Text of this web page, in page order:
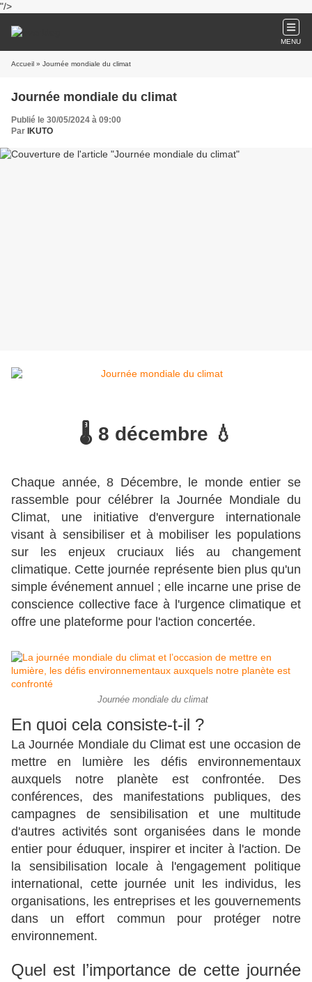
"/>
MENU
Accueil » Journée mondiale du climat
Journée mondiale du climat
Publié le 30/05/2024 à 09:00
Par IKUTO
🌡 8 décembre 💧
Chaque année, 8 Décembre, le monde entier se
rassemble pour célébrer la Journée Mondiale du
Climat, une initiative d'envergure internationale
visant à sensibiliser et à mobiliser les populations
sur les enjeux cruciaux liés au changement
climatique. Cette journée représente bien plus qu'un
simple événement annuel ; elle incarne une prise de
conscience collective face à l'urgence climatique et
offre une plateforme pour l'action concertée.
Journée mondiale du climat
En quoi cela consiste-t-il ?
La Journée Mondiale du Climat est une occasion de
mettre en lumière les défis environnementaux
auxquels notre planète est confrontée. Des
conférences, des manifestations publiques, des
campagnes de sensibilisation et une multitude
d'autres activités sont organisées dans le monde
entier pour éduquer, inspirer et inciter à l'action. De
la sensibilisation locale à l'engagement politique
international, cette journée unit les individus, les
organisations, les entreprises et les gouvernements
dans un effort commun pour protéger notre
environnement.
Quel est l’importance de cette journée